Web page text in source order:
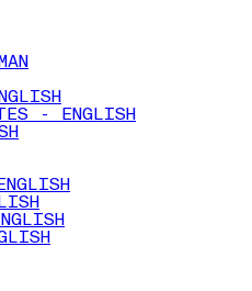
- ENGLISH